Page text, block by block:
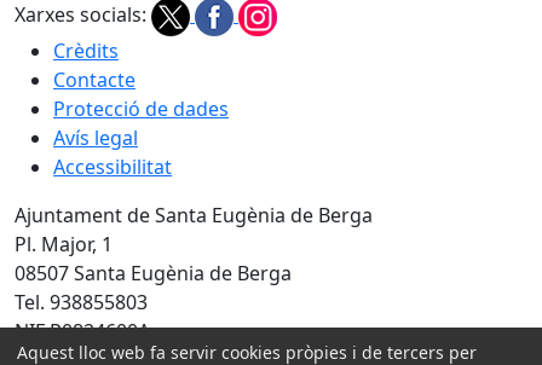
Xarxes socials:
Crèdits
Contacte
Protecció de dades
Avís legal
Accessibilitat
Ajuntament de Santa Eugènia de Berga
Pl. Major, 1
08507 Santa Eugènia de Berga
Tel. 938855803
NIF P0824600A
Aquest lloc web fa servir cookies pròpies i de tercers per